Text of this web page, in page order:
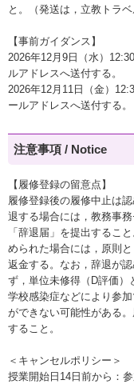
と。（発送は，立教トラ
【事前ガイダンス】
2026年12月9日（水）
ルアドレスへ送付する。
2026年12月11日（金）
ールアドレスへ送付する。
注意事項 / Notice
【履修登録の留意点】
履修登録後の履修中止は
退する場合には，教務事
「辞退届」を提出するこ
められた場合には，原則
返金する。なお，辞退が
ず，単位未修得（D評価）
学校感染症などにより参
ができない可能性がある
すること。
＜キャンセルポリシー＞
授業開始日14日前から：